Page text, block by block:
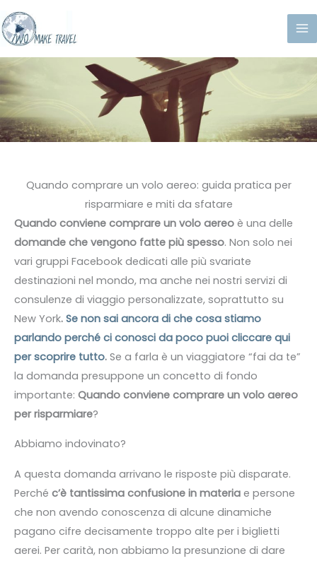
Vai
al
contenuto
Quando comprare un volo aereo: guida pratica per
risparmiare e miti da sfatare
Quando conviene comprare un volo aereo è una delle
domande che vengono fatte più spesso. Non solo nei
vari gruppi Facebook dedicati alle più svariate
destinazioni nel mondo, ma anche nei nostri servizi di
consulenze di viaggio personalizzate, soprattutto su
New York. Se non sai ancora di che cosa stiamo
parlando perché ci conosci da poco puoi cliccare qui
per scoprire tutto. Se a farla è un viaggiatore “fai da te”
la domanda presuppone un concetto di fondo
importante: Quando conviene comprare un volo aereo
per risparmiare?
Abbiamo indovinato?
A questa domanda arrivano le risposte più disparate.
Perché c’è tantissima confusione in materia e persone
che non avendo conoscenza di alcune dinamiche
pagano cifre decisamente troppo alte per i biglietti
aerei. Per carità, non abbiamo la presunzione di dare